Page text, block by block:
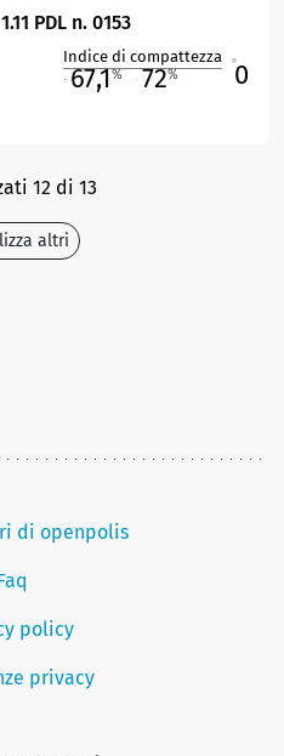
PDL n. 0153
Indice di compattezza
67,1% 72% 0
12 di 13
altri
di openpolis
policy
privacy